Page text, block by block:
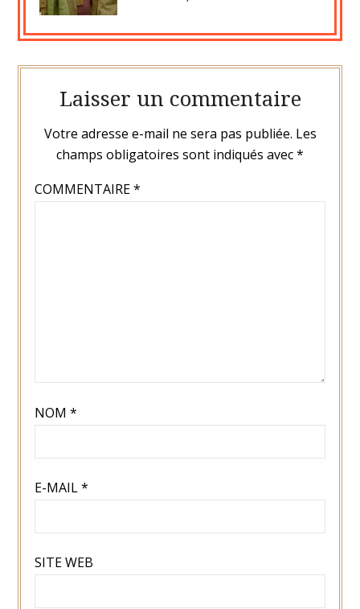
Laisser un commentaire
Votre adresse e-mail ne sera pas publiée. Les
champs obligatoires sont indiqués avec*
COMMENTAIRE*
NOM *
E-MAIL*
SITE WEB